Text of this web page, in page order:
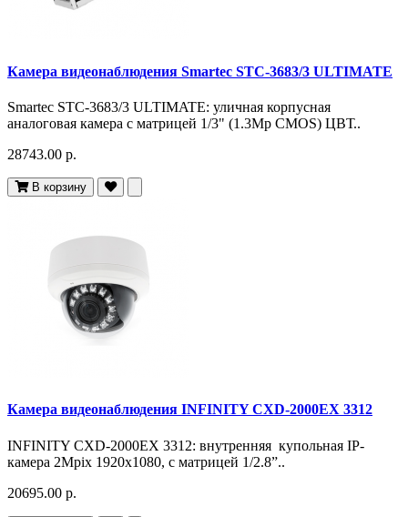
Камера видеонаблюдения Smartec STC-3683/3 ULTIMATE
Smartec STC-3683/3 ULTIMATE: уличная корпусная
аналоговая камера с матрицей 1/3" (1.3Mp CMOS) ЦВТ..
28743.00 р.
В корзину
Камера видеонаблюдения INFINITY CXD-2000EX 3312
INFINITY CXD-2000EX 3312: внутренняя купольная IP-
камера 2Mpix 1920x1080, с матрицей 1/2.8”..
20695.00 р.